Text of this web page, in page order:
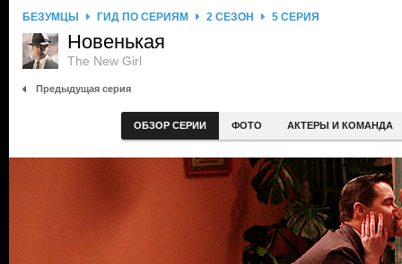
БЕЗУМЦЫ ГИД ПО СЕРИЯМ 2 СЕЗОН 5 СЕРИЯ
Новенькая
The New Girl
Предыдущая серия
ОБЗОР СЕРИИ ФОТО АКТЕРЫ И КОМАНДА